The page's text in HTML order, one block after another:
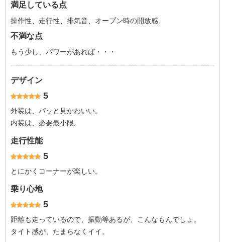
満足している点
操作性、走行性、排気音、オープン時の開放感、
不満な点
もう少し、パワーがあれば・・・
デザイン
5
外装は、パッと見かわいい。
内装は、必要最小限。
走行性能
5
とにかくコーナーが楽しい。
乗り心地
5
距離も走っているので、振動等あるが、こんなもんでしょ。
タイト感が、たまらなくイイ。